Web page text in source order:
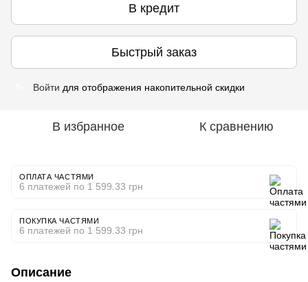
В кредит
Быстрый заказ
Войти для отображения накопительной скидки
В избранное К сравнению
ОПЛАТА ЧАСТЯМИ
6 платежей по 1 599.33 грн
ПОКУПКА ЧАСТЯМИ
6 платежей по 1 599.33 грн
Описание